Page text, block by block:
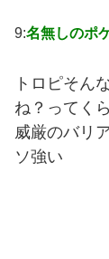
9:名無しのポ
トロピそん
ね？ってく
威厳のバリ
ソ強い